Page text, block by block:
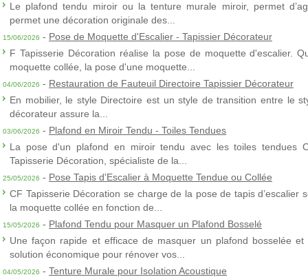
Le plafond tendu miroir ou la tenture murale miroir, permet
permet une décoration originale des...
15/06/2026 - Pose de Moquette d'Escalier - Tapissier Décorateur
F Tapisserie Décoration réalise la pose de moquette d'escalier.
moquette collée, la pose d'une moquette...
04/06/2026 - Restauration de Fauteuil Directoire Tapissier Décorateur
En mobilier, le style Directoire est un style de transition entre le
décorateur assure la...
03/06/2026 - Plafond en Miroir Tendu - Toiles Tendues
La pose d'un plafond en miroir tendu avec les toiles tendues
Tapisserie Décoration, spécialiste de la...
25/05/2026 - Pose Tapis d'Escalier à Moquette Tendue ou Collée
CF Tapisserie Décoration se charge de la pose de tapis
la moquette collée en fonction de...
15/05/2026 - Plafond Tendu pour Masquer un Plafond Bosselé
Une façon rapide et efficace de masquer un plafond bosselée
solution économique pour rénover vos...
04/05/2026 - Tenture Murale pour Isolation Acoustique